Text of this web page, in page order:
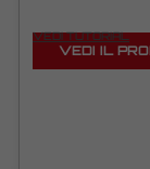
VEDI TUTORIAL
VEDI IL